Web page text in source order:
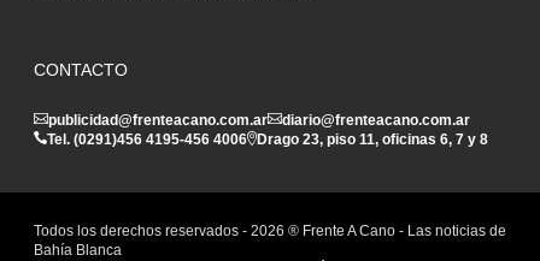
CONTACTO
publicidad@frenteacano.com.ar
diario@frenteacano.com.ar
Tel. (0291)456 4195-456 4006 Drago 23, piso 11, oficinas 6, 7 y 8
Todos los derechos reservados - 2026 ® Frente A Cano - Las noticias de
Bahía Blanca